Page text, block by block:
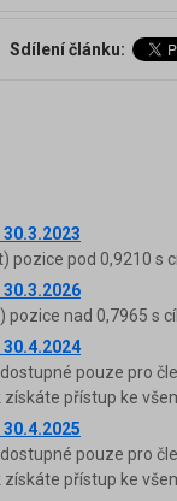
Sdílení článku:
pod 0,9210 s
nad 0,7965 s
pouze pro
přístup ke
pouze pro
přístup ke